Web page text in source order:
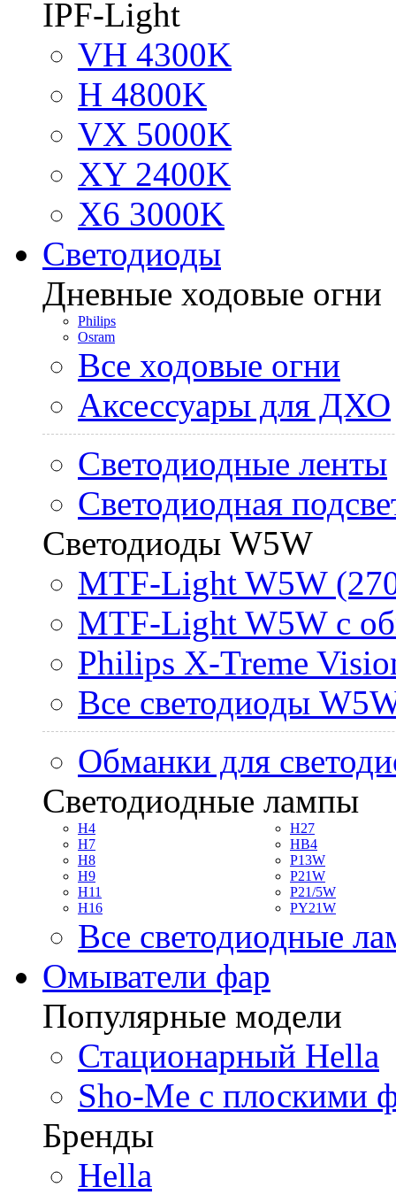
IPF-Light
VH 4300K
H 4800K
VX 5000K
XY 2400K
X6 3000K
Светодиоды
Дневные ходовые огни
Philips
Osram
Все ходовые огни
Аксессуары для ДХО
Светодиодные ленты
Светодиодная
Светодиоды W5W
MTF-Light W5W
MTF-Light W5W с
Philips X-Treme
Все светодиоды
Обманки для
Светодиодные лампы
H4
H7
H8
H9
H11
H16
H27
HB4
P13W
P21W
P21/5W
PY21W
Все светодиодные
Омыватели фар
Популярные модели
Стационарный Hella
Sho-Me с плоскими
Бренды
Hella